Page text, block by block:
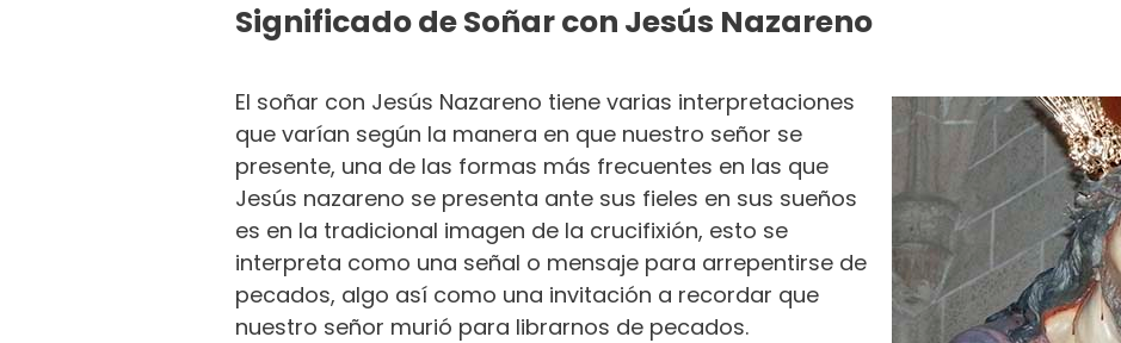
Significado de Soñar con Jesús Nazareno
El soñar con Jesús Nazareno tiene varias interpretaciones
que varían según la manera en que nuestro señor se
presente, una de las formas más frecuentes en las que
Jesús nazareno se presenta ante sus fieles en sus sueños
es en la tradicional imagen de la crucifixión, esto se
interpreta como una señal o mensaje para arrepentirse de
pecados, algo así como una invitación a recordar que
nuestro señor murió para librarnos de pecados.